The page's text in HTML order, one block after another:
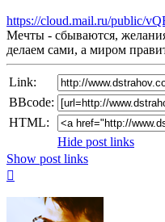
https://cloud.mail.ru/public/
Мечты - сбываются,
делаем сами, а миром
Link:
BBcode:
HTML:
Hide post links
Show post links